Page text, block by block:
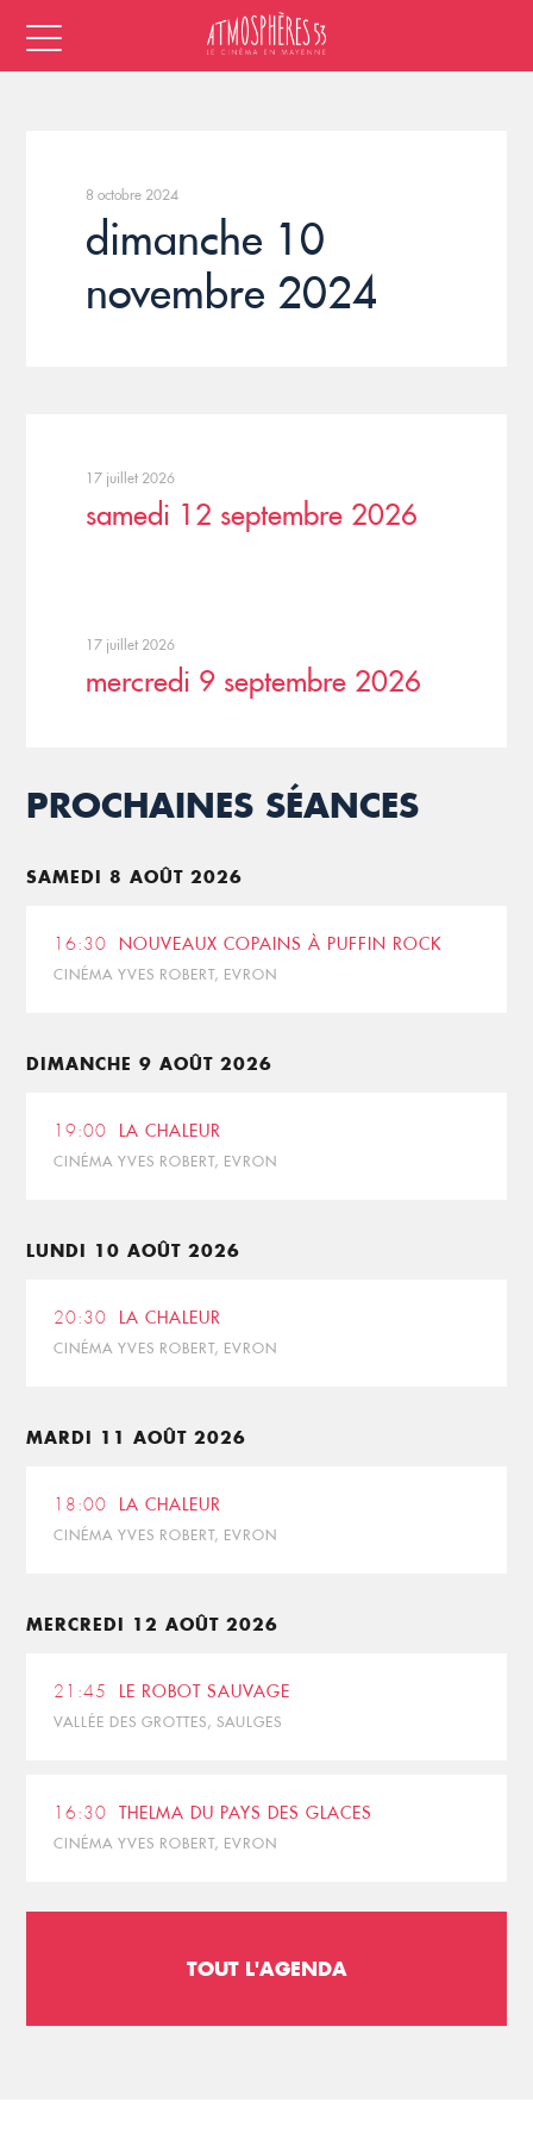
8 octobre 2024
dimanche 10
novembre 2024
17 juillet 2026
samedi 12 septembre 2026
17 juillet 2026
mercredi 9 septembre 2026
PROCHAINES SÉANCES
SAMEDI 8 AOÛT 2026
16:30 NOUVEAUX COPAINS À PUFFIN ROCK
CINÉMA YVES ROBERT, EVRON
DIMANCHE 9 AOÛT 2026
19:00 LA CHALEUR
CINÉMA YVES ROBERT, EVRON
LUNDI 10 AOÛT 2026
20:30 LA CHALEUR
CINÉMA YVES ROBERT, EVRON
MARDI 11 AOÛT 2026
18:00 LA CHALEUR
CINÉMA YVES ROBERT, EVRON
MERCREDI 12 AOÛT 2026
21:45 LE ROBOT SAUVAGE
VALLÉE DES GROTTES, SAULGES
16:30 THELMA DU PAYS DES GLACES
CINÉMA YVES ROBERT, EVRON
TOUT L'AGENDA